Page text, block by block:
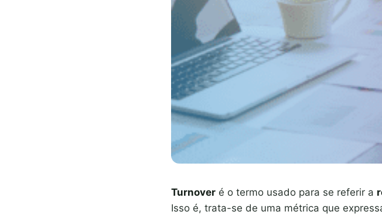
Turnover é o termo usado para se referir a
Isso é, trata-se de uma métrica que